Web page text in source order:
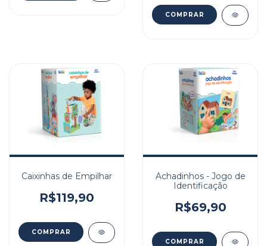
Caixinhas de Empilhar
R$119,90
Achadinhos - Jogo de
Identificação
R$69,90